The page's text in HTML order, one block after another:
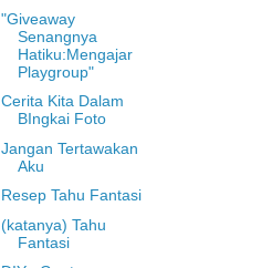
"Giveaway
Senangnya
Hatiku:Mengajar
Playgroup"
Cerita Kita Dalam
BIngkai Foto
Jangan Tertawakan
Aku
Resep Tahu Fantasi
(katanya) Tahu
Fantasi